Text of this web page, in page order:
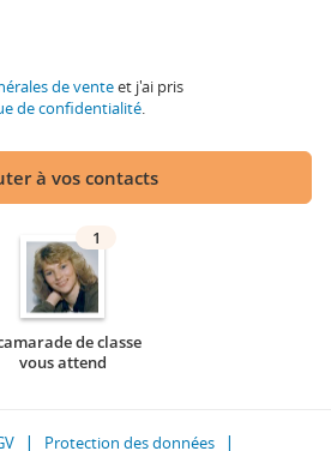
de venteet j'ai pris
de confidentialité.
à vos contacts
1
de classe
vous attend
Protection des données